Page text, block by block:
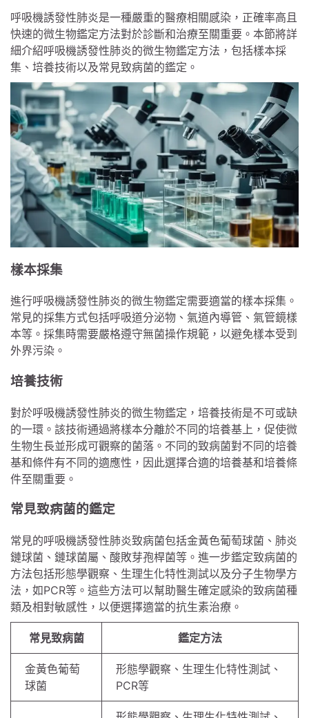
呼吸機誘發性肺炎是一種嚴重的醫療相關感染，正確率高且
快速的微生物鑑定方法對於診斷和治療至關重要。本節將詳
細介紹呼吸機誘發性肺炎的微生物鑑定方法，包括樣本採
集、培養技術以及常見致病菌的鑑定。
樣本採集
進行呼吸機誘發性肺炎的微生物鑑定需要適當的樣本採集。
常見的採集方式包括呼吸道分泌物、氣道內導管、氣管鏡樣
本等。採集時需要嚴格遵守無菌操作規範，以避免樣本受到
外界污染。
培養技術
對於呼吸機誘發性肺炎的微生物鑑定，培養技術是不可或缺
的一環。該技術通過將樣本分離於不同的培養基上，促使微
生物生長並形成可觀察的菌落。不同的致病菌對不同的培養
基和條件有不同的適應性，因此選擇合適的培養基和培養條
件至關重要。
常見致病菌的鑑定
常見的呼吸機誘發性肺炎致病菌包括金黃色葡萄球菌、肺炎
鏈球菌、鏈球菌屬、酸敗芽孢桿菌等。進一步鑑定致病菌的
方法包括形態學觀察、生理生化特性測試以及分子生物學方
法，如PCR等。這些方法可以幫助醫生確定感染的致病菌種
類及相對敏感性，以便選擇適當的抗生素治療。
常見致病菌 鑑定方法
金黃色葡萄
球菌
形態學觀察、生理生化特性測試、
PCR等